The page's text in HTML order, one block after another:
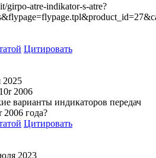
girpo-atre-indikator-s-atre?
Цитировать
2025
2006
варианты индикаторов передач
года?
Цитировать
2023